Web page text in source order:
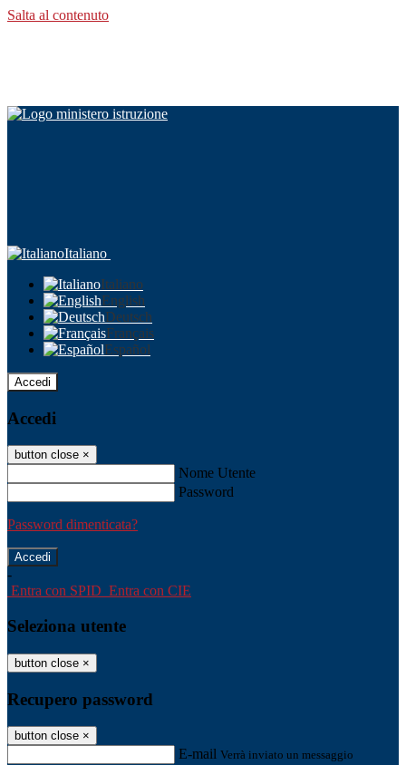
Salta al contenuto
Italiano
Italiano
English
Deutsch
Français
Español
Accedi
Accedi
button close ×
Nome Utente
Password
Password dimenticata?
-
Entra con SPID Entra con CIE
Seleziona utente
button close ×
Recupero password
button close ×
E-mail Verrà inviato un messaggio